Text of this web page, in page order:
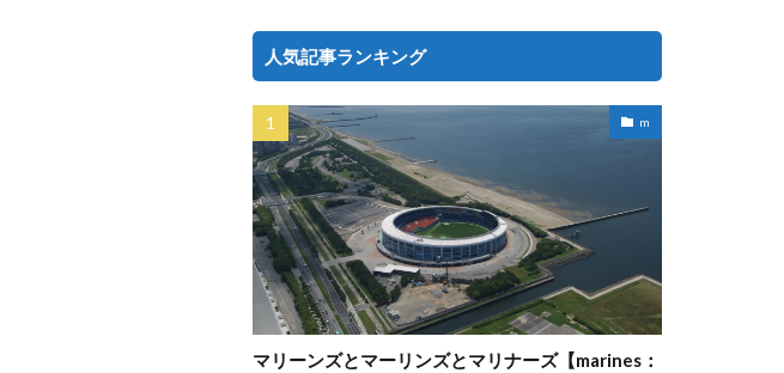
人気記事ランキング
m
マリーンズとマーリンズとマリナーズ【marines：